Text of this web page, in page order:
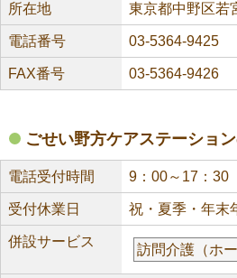
所在地 東京都中野区
電話番号 03-5364-9425
FAX番号 03-5364-9426
ごせい野方ケアステーショ
電話受付時間 9：00～17：30
受付休業日 祝・夏季・年末
併設サービス
訪問介護（ホ